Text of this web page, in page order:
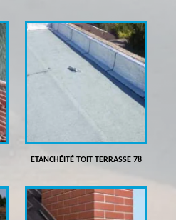
ETANCHÉITÉ TOIT TERRASSE 78